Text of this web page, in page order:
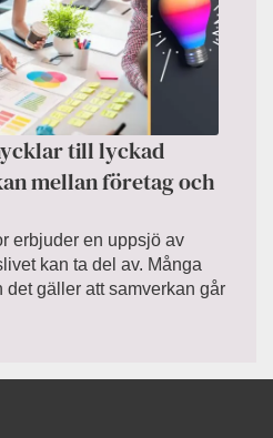
till lyckad
mellan företag och
erbjuder en uppsjö av
kan ta del av. Många
det gäller att samverkan går